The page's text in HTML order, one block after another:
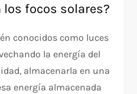
focos solares?
conocidos como luces
la energía del
almacenarla en una
energía almacenada